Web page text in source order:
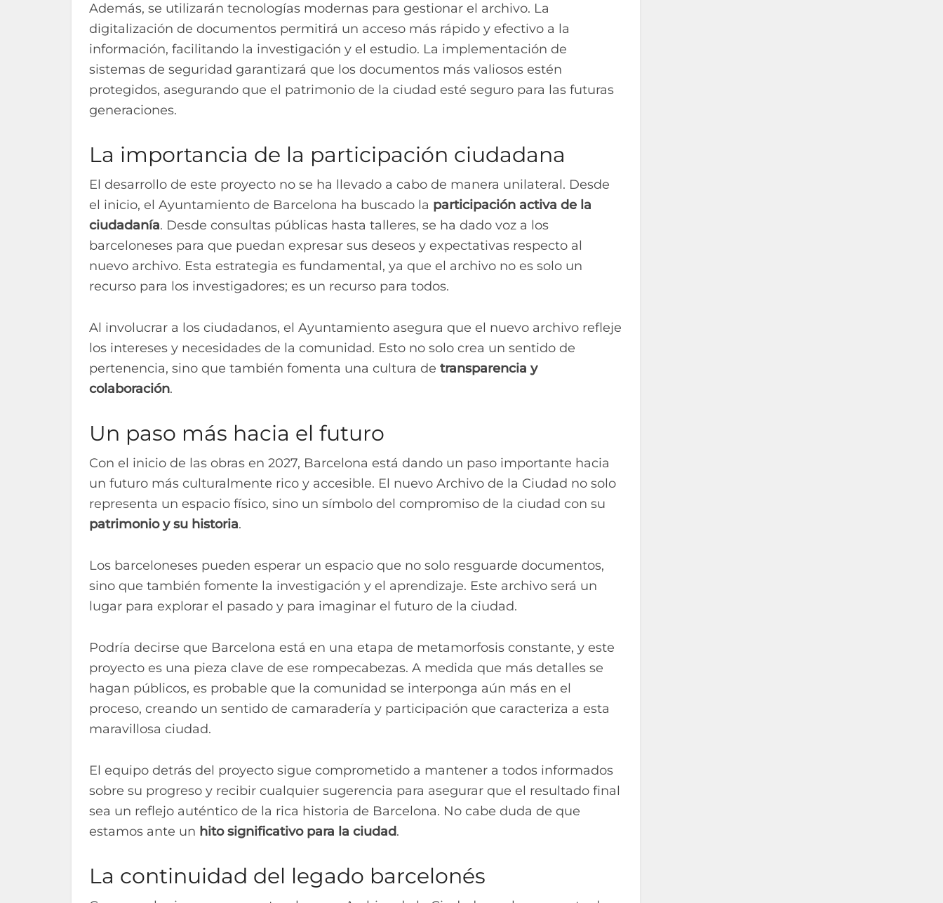
Además, se utilizarán tecnologías modernas para gestionar el archivo. La
digitalización de documentos permitirá un acceso más rápido y efectivo a la
información, facilitando la investigación y el estudio. La implementación de
sistemas de seguridad garantizará que los documentos más valiosos estén
protegidos, asegurando que el patrimonio de la ciudad esté seguro para las futuras
generaciones.
La importancia de la participación ciudadana
El desarrollo de este proyecto no se ha llevado a cabo de manera unilateral. Desde
el inicio, el Ayuntamiento de Barcelona ha buscado la participación activa de la
ciudadanía. Desde consultas públicas hasta talleres, se ha dado voz a los
barceloneses para que puedan expresar sus deseos y expectativas respecto al
nuevo archivo. Esta estrategia es fundamental, ya que el archivo no es solo un
recurso para los investigadores; es un recurso para todos.
Al involucrar a los ciudadanos, el Ayuntamiento asegura que el nuevo archivo refleje
los intereses y necesidades de la comunidad. Esto no solo crea un sentido de
pertenencia, sino que también fomenta una cultura de transparencia y
colaboración.
Un paso más hacia el futuro
Con el inicio de las obras en 2027, Barcelona está dando un paso importante hacia
un futuro más culturalmente rico y accesible. El nuevo Archivo de la Ciudad no solo
representa un espacio físico, sino un símbolo del compromiso de la ciudad con su
patrimonio y su historia.
Los barceloneses pueden esperar un espacio que no solo resguarde documentos,
sino que también fomente la investigación y el aprendizaje. Este archivo será un
lugar para explorar el pasado y para imaginar el futuro de la ciudad.
Podría decirse que Barcelona está en una etapa de metamorfosis constante, y este
proyecto es una pieza clave de ese rompecabezas. A medida que más detalles se
hagan públicos, es probable que la comunidad se interponga aún más en el
proceso, creando un sentido de camaradería y participación que caracteriza a esta
maravillosa ciudad.
El equipo detrás del proyecto sigue comprometido a mantener a todos informados
sobre su progreso y recibir cualquier sugerencia para asegurar que el resultado final
sea un reflejo auténtico de la rica historia de Barcelona. No cabe duda de que
estamos ante un hito significativo para la ciudad.
La continuidad del legado barcelonés